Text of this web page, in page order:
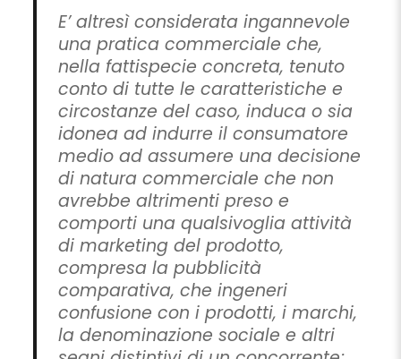
E’ altresì considerata ingannevole
una pratica commerciale che,
nella fattispecie concreta, tenuto
conto di tutte le caratteristiche e
circostanze del caso, induca o sia
idonea ad indurre il consumatore
medio ad assumere una decisione
di natura commerciale che non
avrebbe altrimenti preso e
comporti una qualsivoglia attività
di marketing del prodotto,
compresa la pubblicità
comparativa, che ingeneri
confusione con i prodotti, i marchi,
la denominazione sociale e altri